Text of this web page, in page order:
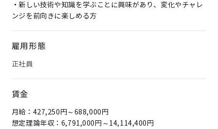
・新しい技術や知識を学ぶことに興味があり、変化やチャレ
ンジを前向きに楽しめる方
雇用形態
正社員
賃金
月給：427,250円～688,000円
想定理論年収：6,791,000円～14,114,400円